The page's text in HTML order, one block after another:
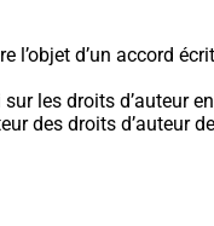
d’un accord
les droits d’auteur
des droits d’auteur